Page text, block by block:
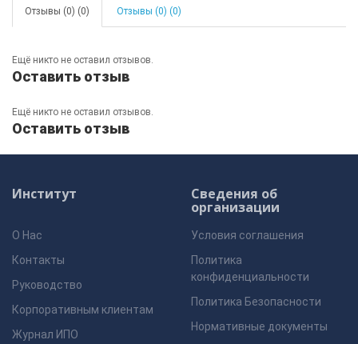
Отзывы (0) (0) Отзывы (0) (0)
Ещё никто не оставил отзывов.
Оставить отзыв
Ещё никто не оставил отзывов.
Оставить отзыв
Институт
О Нас
Контакты
Руководство
Корпоративным клиентам
Журнал ИПО
Сведения об
организации
Условия соглашения
Политика
конфиденциальности
Политика Безопасности
Нормативные документы